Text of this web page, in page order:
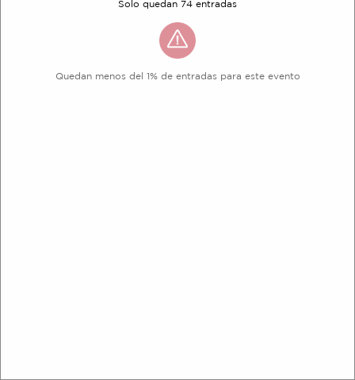
Solo quedan 74 entradas
Quedan menos del 1% de entradas para este evento